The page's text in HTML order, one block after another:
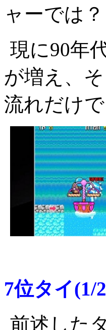
ャーでは？
現に90年
が増え、
流れだけ
7位タイ
前述した